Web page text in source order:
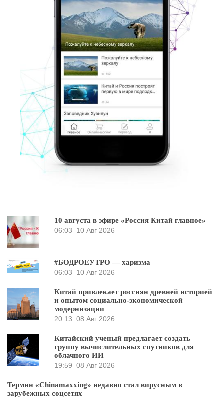
10 августа в эфире «Россия Китай главное»
06:03
10 Авг 2026
#БОДРОЕУТРО — харизма
06:03
10 Авг 2026
Китай привлекает россиян древней историей
и опытом социально-экономической
модернизации
20:13 08 Авг 2026
Китайский ученый предлагает создать
группу вычислительных спутников для
облачного ИИ
19:59 08 Авг 2026
Термин «Chinamaxxing» недавно стал вирусным в
зарубежных соцсетях